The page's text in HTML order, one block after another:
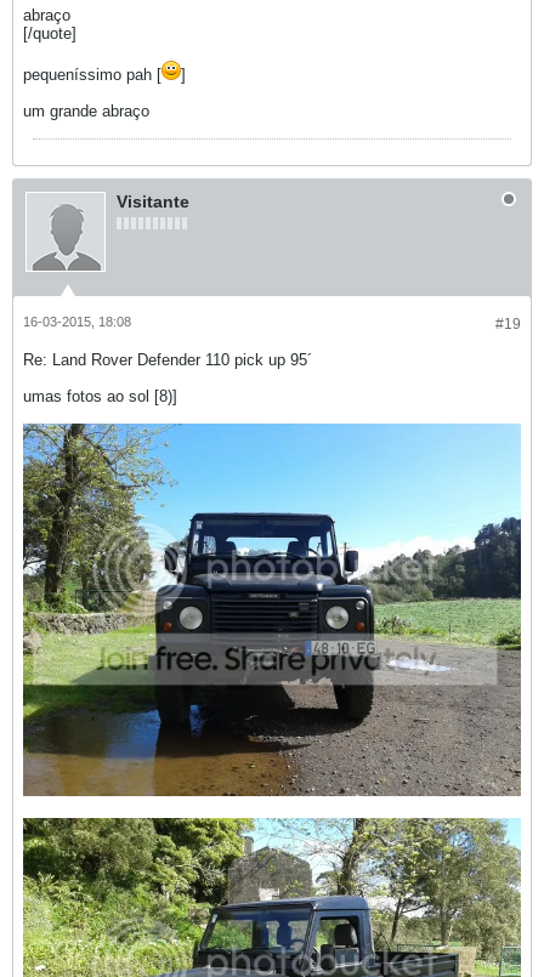
abraço
[/quote]
pequeníssimo pah [
]
um grande abraço
Visitante
#19
16-03-2015, 18:08
Re: Land Rover Defender 110 pick up 95´
umas fotos ao sol [8)]